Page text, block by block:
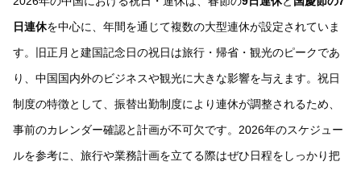
日連休を中心に、年間を通じて複数の大型連休が設定されていま
す。旧正月と建国記念日の祝日は旅行・帰省・観光のピークであ
り、中国国内外のビジネスや観光に大きな影響を与えます。祝日
制度の特徴として、振替出勤制度により連休が調整されるため、
事前のカレンダー確認と計画が不可欠です。2026年のスケジュー
ルを参考に、旅行や業務計画を立てる際はぜひ日程をしっかり把